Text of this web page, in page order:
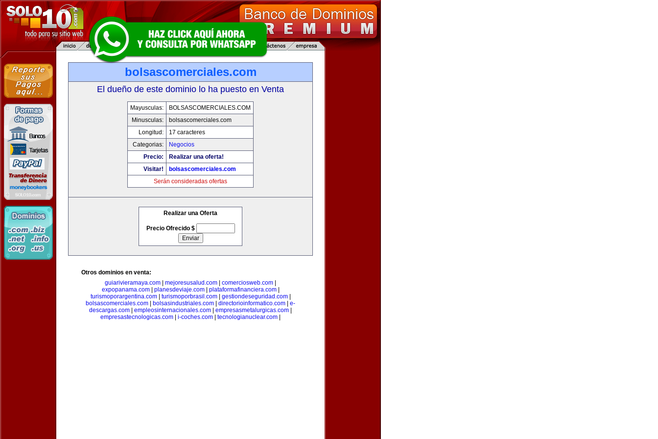
bolsascomerciales.com
El dueño de este dominio lo ha puesto en Venta
Mayusculas:
BOLSASCOMERCIALES.COM
Minusculas:
bolsascomerciales.com
Longitud:
17 caracteres
Categorias:
Negocios
Precio:
Realizar una oferta!
Visitar!
bolsascomerciales.com
Serán consideradas ofertas
Realizar una Oferta
Precio Ofrecido $
Otros dominios en venta:
guiarivieramaya.com
mejoresusalud.com comerciosweb.com
expopanama.com| planesdeviaje.com| plataformafinanciera.com|
turismoporargentina.com| turismoporbrasil.com| gestiondeseguridad.com|
bolsascomerciales.com
bolsasindustriales.com directorioinformatico.com
e-
descargas.com
empleosinternacionales.com empresasmetalurgicas.com
empresastecnologicas.com
i-coches.com tecnologianuclear.com